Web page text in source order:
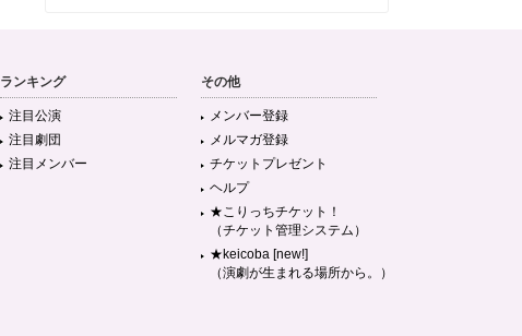
ランキング
注目公演
注目劇団
注目メンバー
その他
メンバー登録
メルマガ登録
チケットプレゼント
ヘルプ
★こりっちチケット！
（チケット管理システム）
★keicoba [new!]
（演劇が生まれる場所から。）